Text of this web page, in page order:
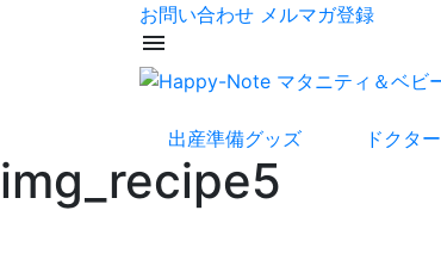
お問い合わせ メルマガ登録
menu
出産準備グッズ ドクター
img_recipe5